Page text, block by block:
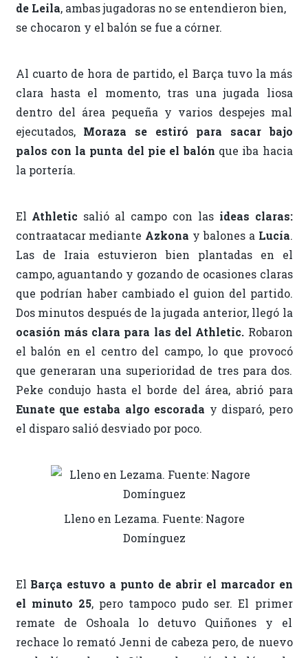
de Leila, ambas jugadoras no se entendieron bien,
se chocaron y el balón se fue a córner.
Al cuarto de hora de partido, el Barça tuvo la más
clara hasta el momento, tras una jugada liosa
dentro del área pequeña y varios despejes mal
ejecutados,Moraza se estiró para sacar bajo
palos con la punta del pie el balón que iba hacia
la portería.
El Athletic salió al campo con las ideas claras:
contraatacar mediante Azkona y balones a Lucía.
Las de Iraia estuvieron bien plantadas en el
campo, aguantando y gozando de ocasiones claras
que podrían haber cambiado el guion del partido.
Dos minutos después de la jugada anterior, llegó la
ocasión más clara para las del Athletic. Robaron
el balón en el centro del campo, lo que provocó
que generaran una superioridad de tres para dos.
Peke condujo hasta el borde del área, abrió para
Eunate que estaba algo escorada y disparó, pero
el disparo salió desviado por poco.
Lleno en Lezama. Fuente: Nagore
Domínguez
El Barça estuvo a punto de abrir el marcador en
el minuto 25, pero tampoco pudo ser. El primer
remate de Oshoala lo detuvo Quiñones y el
rechace lo remató Jenni de cabeza pero, de nuevo